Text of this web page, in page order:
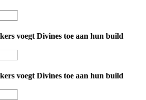
voegt Divines toe aan hun build
voegt Divines toe aan hun build